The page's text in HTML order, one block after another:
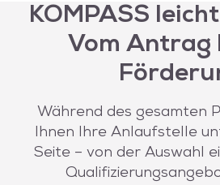
KOMPASS
Vom Antrag
Während des gesamten
Ihnen Ihre Anlaufstelle
Seite – von der Auswahl